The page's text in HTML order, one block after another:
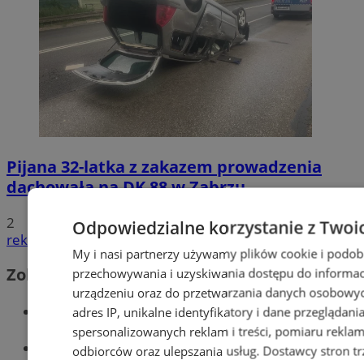
Pijana 32-latka z zakazem prowadzenia
dachowała na DK 88 w Zabrzu
2
reklama
Zobacz również
Wiadomości kryminalne w Zabrzu
Wiadomości lokalne
Odpowiedzialne korzystanie z
My i nasi partnerzy używamy plików cookie i
przechowywania i uzyskiwania dostępu do
urządzeniu oraz do przetwarzania danych
adres IP, unikalne identyfikatory i dane
spersonalizowanych reklam i treści, pomiaru
odbiorców oraz ulepszania usług. Dostawcy stron